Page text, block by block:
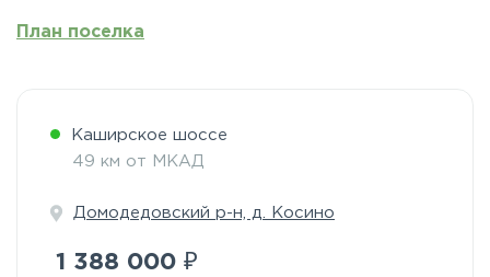
План поселка
Каширское шоссе
49 км от МКАД
Домодедовский р-н, д. Косино
1 388 000 ₽